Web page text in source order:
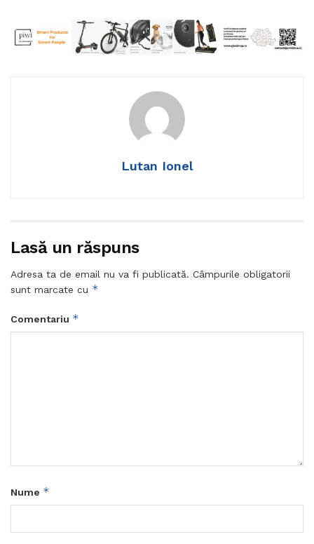
Lutan Ionel
Lasă un răspuns
Adresa ta de email nu va fi publicată. Câmpurile obligatorii
sunt marcate cu *
Comentariu *
Nume *